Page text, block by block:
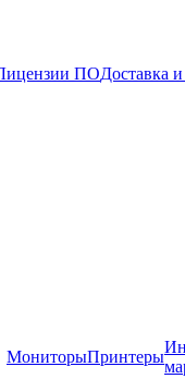
ПОДоставка
МониторыПринтеры